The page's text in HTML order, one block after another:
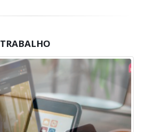
TRABALHO